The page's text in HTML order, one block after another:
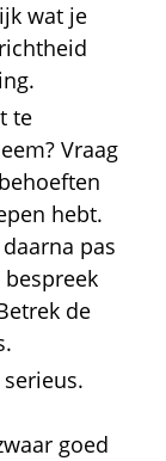
wat je
te
Vraag
hebt.
pas
de
goed